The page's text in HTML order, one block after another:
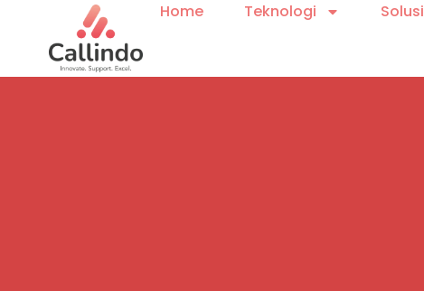
Home Teknologi Solusi